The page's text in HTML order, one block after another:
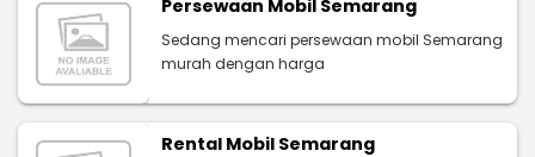
Persewaan Mobil Semarang
Sedang mencari persewaan mobil Semarang
murah dengan harga
Rental Mobil Semarang